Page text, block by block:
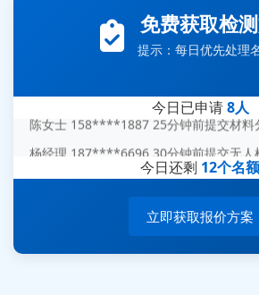
免费获取检
提示：每日优先处理
今日已申请8人
王经理 186****9012 7分钟前提交并网/
赵总 135****7688 12分钟前提交芯片失
陈女士 158****1887 25分钟前提交材料
周总 136****0539 35分钟前提交机器人
今日还剩 12个名额
立即获取报价方案